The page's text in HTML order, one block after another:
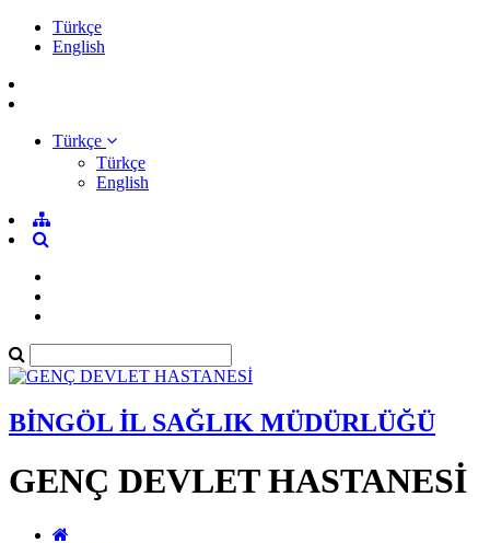
Türkçe
English
Türkçe
Türkçe
English
BİNGÖL İL SAĞLIK MÜDÜRLÜĞÜ
GENÇ DEVLET HASTANESİ